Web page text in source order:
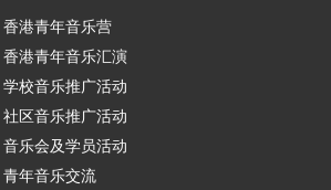
香港青年音乐营
香港青年音乐汇演
学校音乐推广活动
社区音乐推广活动
音乐会及学员活动
青年音乐交流